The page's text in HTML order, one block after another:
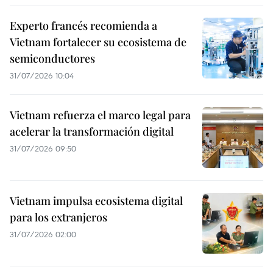
Experto francés recomienda a
Vietnam fortalecer su ecosistema de
semiconductores
31/07/2026 10:04
Vietnam refuerza el marco legal para
acelerar la transformación digital
31/07/2026 09:50
Vietnam impulsa ecosistema digital
para los extranjeros
31/07/2026 02:00